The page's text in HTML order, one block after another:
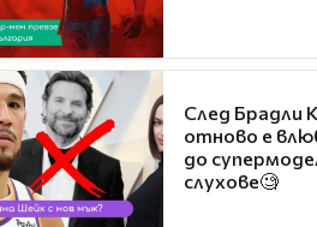
След Брадли
отново е
до
слухове🧐